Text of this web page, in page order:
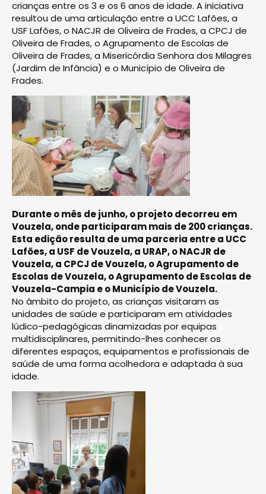
crianças entre os 3 e os 6 anos de idade. A iniciativa
resultou de uma articulação entre a UCC Lafões, a
USF Lafões, o NACJR de Oliveira de Frades, a CPCJ de
Oliveira de Frades, o Agrupamento de Escolas de
Oliveira de Frades, a Misericórdia Senhora dos Milagres
(Jardim de Infância) e o Município de Oliveira de
Frades.
Durante o mês de junho, o projeto decorreu em
Vouzela, onde participaram mais de 200 crianças.
Esta edição resulta de uma parceria entre a UCC
Lafões, a USF de Vouzela, a URAP, o NACJR de
Vouzela, a CPCJ de Vouzela, o Agrupamento de
Escolas de Vouzela, o Agrupamento de Escolas de
Vouzela-Campia e o Município de Vouzela.
No âmbito do projeto, as crianças visitaram as
unidades de saúde e participaram em atividades
lúdico-pedagógicas dinamizadas por equipas
multidisciplinares, permitindo-lhes conhecer os
diferentes espaços, equipamentos e profissionais de
saúde de uma forma acolhedora e adaptada à sua
idade.